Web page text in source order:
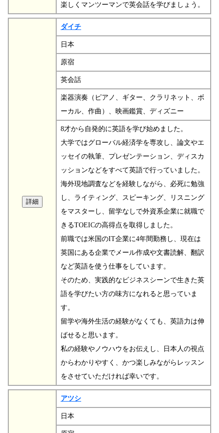
楽しくマンツーマンで英会話を学びましょう。
ダイチ
日本
原宿
英会話
楽器演奏（ピアノ、ギター、クラリネット、ボ
ーカル、作曲）、映画鑑賞、ディズニー
8才から自発的に英語を学び始めました。
大学ではグローバル経済学を専攻し、論文やエ
ッセイの執筆、プレゼンテーション、ディスカ
ッションなどをすべて英語で行っていました。
海外現地調査などを経験しながら、必死に勉強
し、ライティング、スピーキング、リスニング
をマスターし、留学なしで外資系企業に就職で
きるTOEICの高得点を取得しました。
前職では米国のIT企業に4年間勤務し、現在は
英国にある企業でメール作成や文書読解、翻訳
など英語を使う仕事をしています。
そのため、実践的なビジネスシーンで生きた英
語を学びたい方の味方になれると思っていま
す。
留学や海外生活の経験がなくても、英語力は伸
ばせると思います。
私の経験やノウハウをお伝えし、日本人の視点
からわかりやすく、かつ楽しみながらレッスン
をさせていただければ幸いです。
アツシ
日本